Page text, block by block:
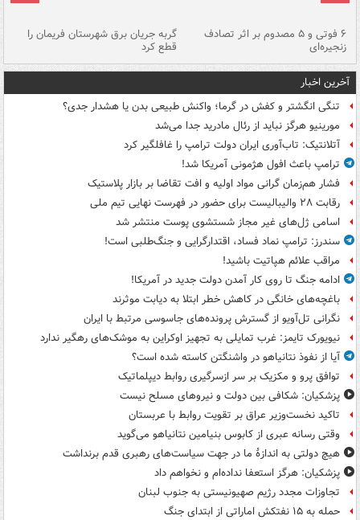
۶ فوتی و ۵ مصدوم بر اثر تصادف
زنجیره‌ای
گربه جریان برق شهرستان فریمان را
قطع کرد
آخرین اخبار
تنگی انگشتر و کفش در گرما؛ واکنش طبیعی بدن یا هشدار جدی؟
مورینیو هرگز نباید از رئال مادرید جدا می‌شد
آتلانتیک: تاب‌آوری ایران دولت ترامپ را غافلگیر کرد
ترامپ باعث افول هژمونی آمریکا شد!
فشار هم‌زمان گرانی مواد اولیه و افت تقاضا بر بازار پلاستیک
رقابت ۲۸ والیبالیست برای حضور در فهرست نهایی تیم ملی
اسامی ژل‌های غیر مجاز شستشوی پوست منتشر شد
سندرز: ترامپ نماد فساد، اقتدارگرایی و جنگ‌طلبی است!
مراقب علائم هپاتیت باشید!
ادامه جنگ تا روی کار آمدن دولت جدید در آمریکا!
باغچه‌های خانگی در کاهش خطر ابتلا به دیابت موثرند
نگرانی تل‌آویو از گسترش پرونده‌های جاسوسی مرتبط با ایران
نیویورک تایمز: غرب تمایلی به تجهیز اوکراین به موشک‌های رهگیر ندارد
آیا از نفوذ نتانیاهو در واشنگتن کاسته شده است؟
توافق پرو و مکزیک بر سر ازسرگیری روابط دیپلماتیک
پزشکیان: شکافی بین دولت و نیروهای مسلح نیست
تاکید نخست‌وزیر عراق بر تقویت روابط با عربستان
وقتی رسانه عبری از کابوس بنیامین نتانیاهو می‌گوید
هیچ دولتی به اندازۀ ما در جهت سیاست‌های رهبری قدم برنداشت
پزشکیان: هرگز استعفا نداده‌ام و نخواهم داد
تجاوزات مجدد رژیم صهیونیستی به جنوب لبنان
حمله به ۱۵ نفتکش‌ اماراتی از ابتدای جنگ